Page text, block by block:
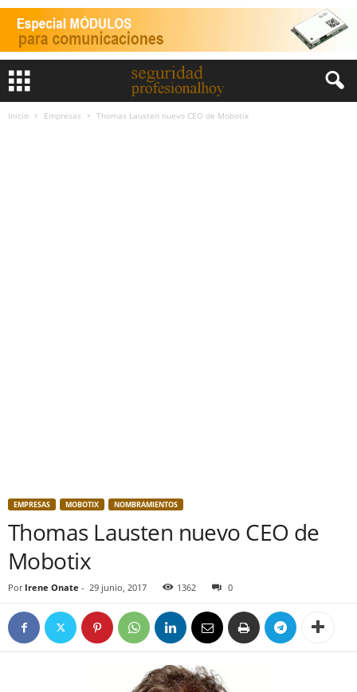
Inicio Empresas Thomas Lausten nuevo CEO de Mobotix
EMPRESAS MOBOTIX NOMBRAMIENTOS
Thomas Lausten nuevo CEO de
Mobotix
Por Irene Onate - 29 junio, 2017 1362 0